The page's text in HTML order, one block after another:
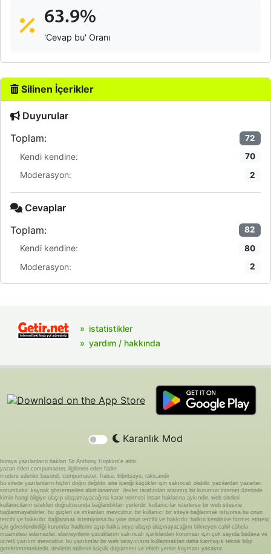
63.9%
'Cevap bu' Oranı
Silinen İçerikler
Duyurular
Toplam:
72
Kendi kendine: 70
Moderasyon: 2
Cevaplar
Toplam:
82
Kendi kendine: 80
Moderasyon: 2
istatistikler
yardım / hakkında
Karanlık Mod
buraya yazılanların hakları Sir Anthony Hopkins'e aittir.
yazan eden compumaster, ilgilenen eden fader
modere edenler basond, compumaster, fraise, kibritsuyu, rakicandir
bu sitede yazılanların hiçbiri doğru değildir. site içeriği küçükler için sakıncalı olabilir. yazılardan yazarları
sorumludur. kaynak göstermeden alıntılanamaz. devlet tarafından atanmış bir kurumun internet üzerinde
kimin hangi bilgiye ulaşıp ulaşamayacağına karar vermesi insan haklarına aykırıdır. web siteleri
kullanıcıların istekleri doğrultusunda bağlandıkları yerlerdir. kullanıcılar isterlerse bir web sitesine
bağlanmayabilirler. bu güçleri ve imkanları mevcuttur. bir kullanıcı bir siteye bağlanmak istiyorsa bu onun
tercihi ve hakkıdır. bağlanmak istemiyorsa bu yine onun tercihi ve hakkıdır. halkın kendisine hizmet etmesi
için görevlendirdiği kurumlar hadlerini aşıp halka neye ulaşıp ulaşmayacağını bilmeyen cahil cühela
muamelesi edemezler. ebeveynlerin çocuklarını sakıncalı içeriklerden koruması için çok sayıda bedava ve
ücretli yazılım mevcuttur. bu yazılımlar bir web tarayıcısını kullanmaktan daha karmaşık teknik bilgi
gerektirmemektedir. devletin milletini küçük düşürmesi ve ebleh yerine koyması yasaktır.